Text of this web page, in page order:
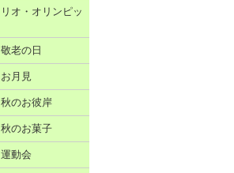
オ・オリンピッ
老の日
月見
のお彼岸
のお菓子
動会